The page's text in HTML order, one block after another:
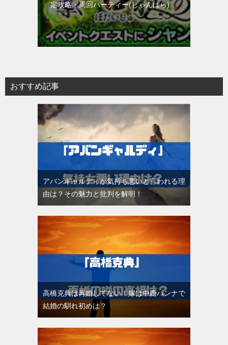
定攻略・周回パーティー(しゃんばら)
おすすめ記事
アバンギャルディが気持ち悪いと言われる理
由は？その魅力と批判を解明！
高橋克典は再婚してない！嫁は中西ハンナで
結婚の馴れ初めは？